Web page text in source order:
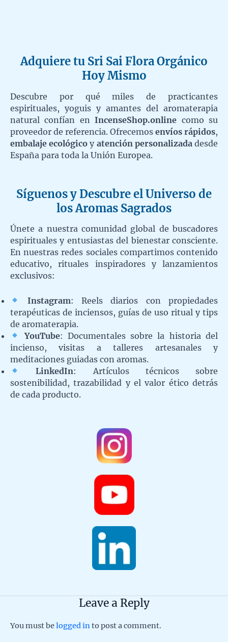
Adquiere tu Sri Sai Flora Orgánico
Hoy Mismo
Descubre por qué miles de practicantes
espirituales, yoguis y amantes del aromaterapia
natural confían enIncenseShop.online como su
proveedor de referencia. Ofrecemos envíos rápidos,
embalaje ecológico y atención personalizada desde
España para toda la Unión Europea.
Síguenos y Descubre el Universo de
los Aromas Sagrados
Únete a nuestra comunidad global de buscadores
espirituales y entusiastas del bienestar consciente.
En nuestras redes sociales compartimos contenido
educativo, rituales inspiradores y lanzamientos
exclusivos:
Instagram: Reels diarios con propiedades
terapéuticas de inciensos, guías de uso ritual y tips
de aromaterapia.
YouTube: Documentales sobre la historia del
incienso, visitas a talleres artesanales y
meditaciones guiadas con aromas.
LinkedIn: Artículos técnicos sobre
sostenibilidad, trazabilidad y el valor ético detrás
de cada producto.
Leave a Reply
You must belogged into post a comment.